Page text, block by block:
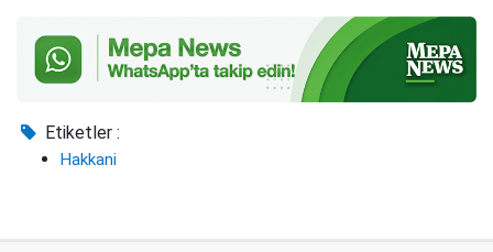
Etiketler :
Hakkani